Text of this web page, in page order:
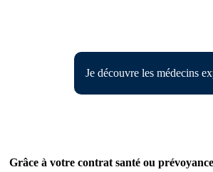
Je découvre les médecins
Grâce à votre contrat santé ou